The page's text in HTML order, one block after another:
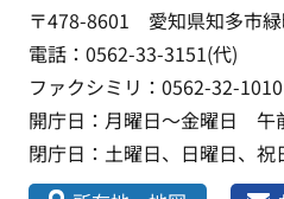
〒478-8601 愛知県知多市
電話：0562-33-3151(代)
ファクシミリ：0562-32-1010
開庁日：月曜日～金曜日 午
閉庁日：土曜日、日曜日、